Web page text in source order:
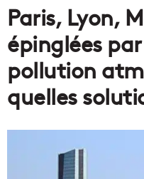
Paris, Lyon,
épinglées
pollution
quelles